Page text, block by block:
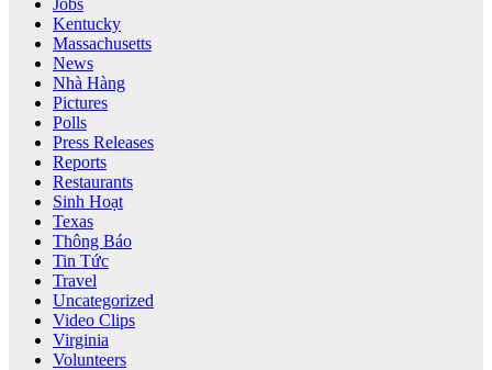
Jobs
Kentucky
Massachusetts
News
Nhà Hàng
Pictures
Polls
Press Releases
Reports
Restaurants
Sinh Hoạt
Texas
Thông Báo
Tin Tức
Travel
Uncategorized
Video Clips
Virginia
Volunteers